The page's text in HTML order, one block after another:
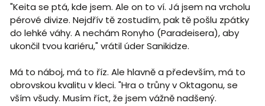
"Keita se ptá, kde jsem. Ale on to ví. Já jsem na vrcholu
pérové divize. Nejdřív tě zostudím, pak tě pošlu zpátky
do lehké váhy. A nechám Ronyho (Paradeisera), aby
ukončil tvou kariéru," vrátil úder Sanikidze.
Má to náboj, má to říz. Ale hlavně a především, má to
obrovskou kvalitu v kleci. "Hra o trůny v Oktagonu, se
vším všudy. Musím říct, že jsem vážně nadšený.